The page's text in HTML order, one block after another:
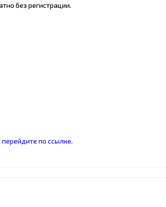
без регистрации.
перейдите по ссылке.